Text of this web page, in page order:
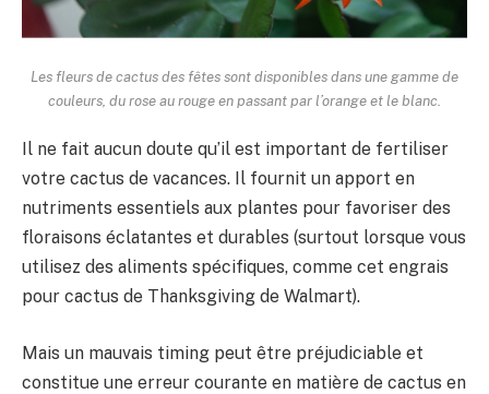
Les fleurs de cactus des fêtes sont disponibles dans une gamme de
couleurs, du rose au rouge en passant par l’orange et le blanc.
Il ne fait aucun doute qu’il est important de fertiliser
votre cactus de vacances. Il fournit un apport en
nutriments essentiels aux plantes pour favoriser des
floraisons éclatantes et durables (surtout lorsque vous
utilisez des aliments spécifiques, comme cet engrais
pour cactus de Thanksgiving de Walmart).
Mais un mauvais timing peut être préjudiciable et
constitue une erreur courante en matière de cactus en